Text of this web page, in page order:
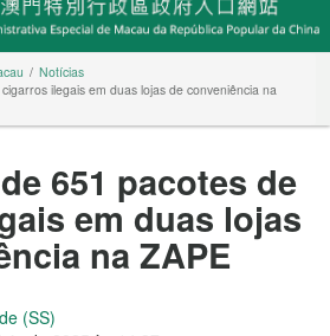
Notícias
ilegais em duas lojas de conveniência na
651 pacotes de
em duas lojas
na ZAPE
(SS)